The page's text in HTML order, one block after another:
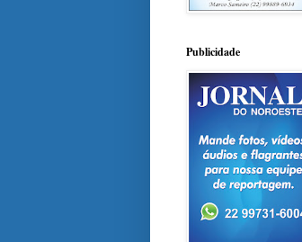
Publicidade